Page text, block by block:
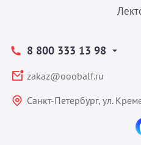
8 800 333 13 98
zakaz@ooobalf.ru
Санкт-Петербург, ул.